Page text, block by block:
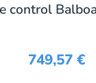
control
749,57 €